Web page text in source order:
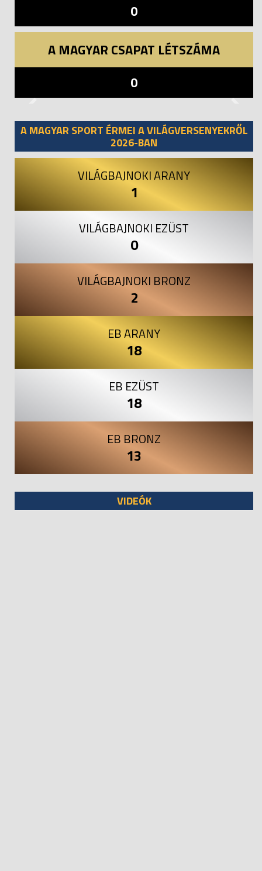
0
A MAGYAR CSAPAT LÉTSZÁMA
0
A MAGYAR SPORT ÉRMEI A VILÁGVERSENYEKRŐL
2026-BAN
VILÁGBAJNOKI ARANY
1
VILÁGBAJNOKI EZÜST
0
VILÁGBAJNOKI BRONZ
2
EB ARANY
18
EB EZÜST
18
EB BRONZ
13
VIDEÓK